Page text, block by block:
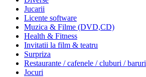
Jucarii
Licente software
Muzica & Filme (DVD,CD)
Health & Fitness
Invitatii la film & teatru
Surpriza
Restaurante / cafenele / cluburi / baruri
Jocuri